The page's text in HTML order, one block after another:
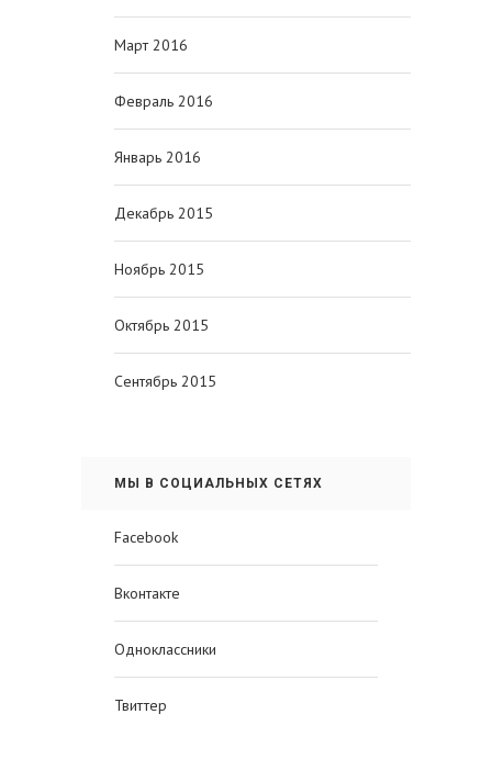
Март 2016
Февраль 2016
Январь 2016
Декабрь 2015
Ноябрь 2015
Октябрь 2015
Сентябрь 2015
МЫ В СОЦИАЛЬНЫХ СЕТЯХ
Facebook
Вконтакте
Одноклассники
Твиттер